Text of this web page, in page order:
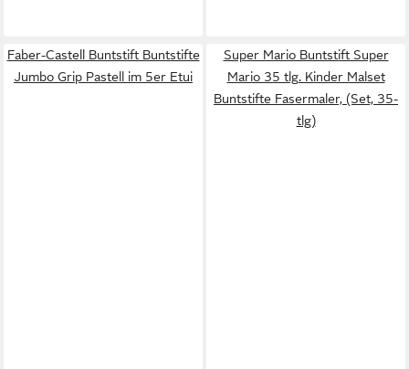
Faber-Castell Buntstift Buntstifte
Jumbo Grip Pastell im 5er Etui
Super Mario Buntstift Super
Mario 35 tlg. Kinder Malset
Buntstifte Fasermaler, (Set, 35-
tlg)